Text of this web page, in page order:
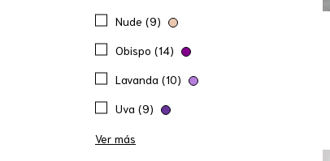
Nude (9)
Obispo (14)
Lavanda (10)
Uva (9)
Ver más